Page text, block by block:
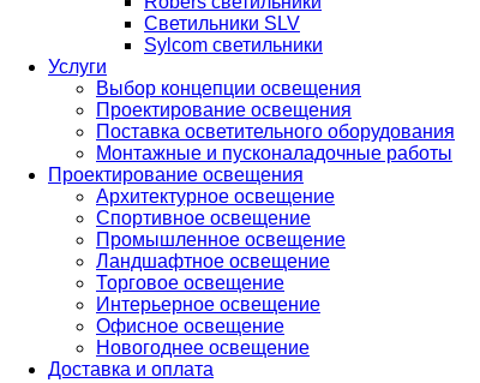
Светильники SLV
Sylcom светильники
Услуги
Выбор концепции освещения
Проектирование освещения
Поставка осветительного оборудования
Монтажные и пусконаладочные работы
Проектирование освещения
Архитектурное освещение
Спортивное освещение
Промышленное освещение
Ландшафтное освещение
Торговое освещение
Интерьерное освещение
Офисное освещение
Новогоднее освещение
Доставка и оплата